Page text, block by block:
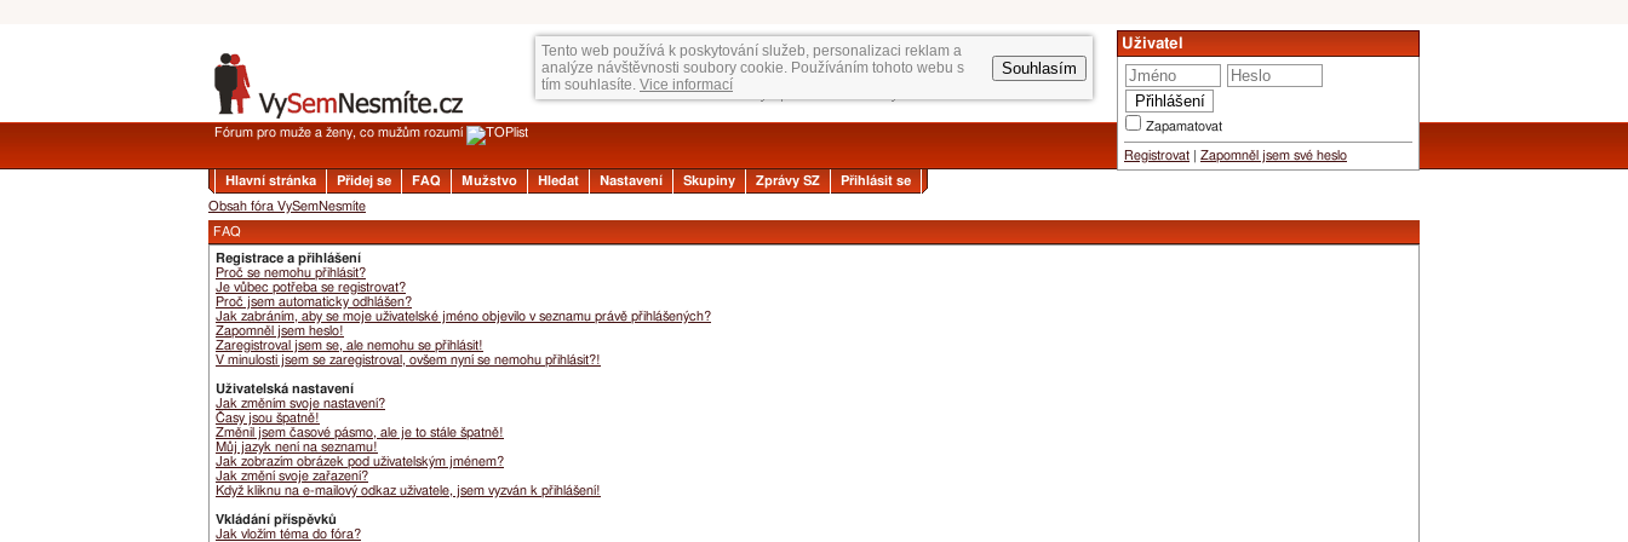
Tento web používá k poskytování služeb, personalizaci reklam a
analýze návštěvnosti soubory cookie. Používáním tohoto webu s
tím souhlasíte. Vice informací
Souhlasím
Uživatel
Zapamatovat
Registrovat Zapomněl jsem své heslo
Fórum pro muže a ženy, co mužům rozumí
Hlavní stránka Přidej se FAQ Mužstvo Hledat Nastavení Skupiny Zprávy SZ
Přihlásit se
Obsah fóra VySemNesmíte
FAQ
Registrace a přihlášení
Proč se nemohu přihlásit?
Je vůbec potřeba se registrovat?
Proč jsem automaticky odhlášen?
Jak zabráním, aby se moje uživatelské jméno objevilo v seznamu právě přihlášených?
Zapomněl jsem heslo!
Zaregistroval jsem se, ale nemohu se přihlásit!
V minulosti jsem se zaregistroval, ovšem nyní se nemohu přihlásit?!
Uživatelská nastavení
Jak změním svoje nastavení?
Časy jsou špatně!
Změnil jsem časové pásmo, ale je to stále špatně!
Můj jazyk není na seznamu!
Jak zobrazím obrázek pod uživatelským jménem?
Jak změní svoje zařazení?
Když kliknu na e-mailový odkaz uživatele, jsem vyzván k přihlášení!
Vkládání příspěvků
Jak vložím téma do fóra?